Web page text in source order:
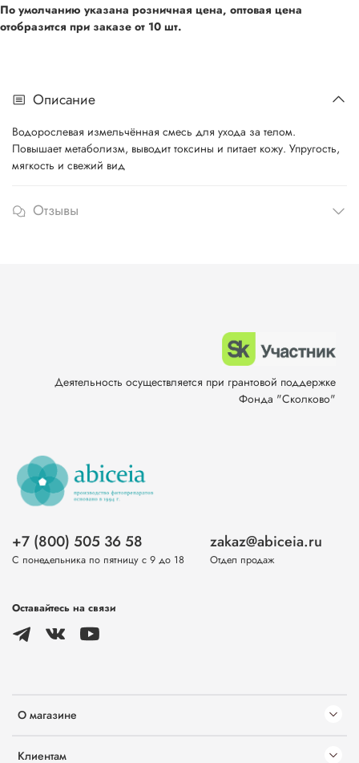
По умолчанию указана розничная цена, оптовая цена
отобразится при заказе от 10 шт.
Описание
Водорослевая измельчённая смесь для ухода за телом.
Повышает метаболизм, выводит токсины и питает кожу. Упругость,
мягкость и свежий вид
Отзывы
О магазине
Клиентам
+7 (800) 505 36 58
С понедельника по пятницу с 9 до 18
zakaz@abiceia.ru
Отдел продаж
Оставайтесь на связи
Деятельность осуществляется при грантовой поддержке
Фонда "Сколково"